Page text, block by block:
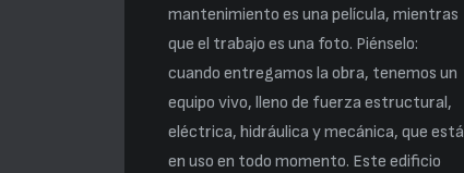
mantenimiento es una película, mientras
que el trabajo es una foto. Piénselo:
cuando entregamos la obra, tenemos un
equipo vivo, lleno de fuerza estructural,
eléctrica, hidráulica y mecánica, que está
en uso en todo momento. Este edificio